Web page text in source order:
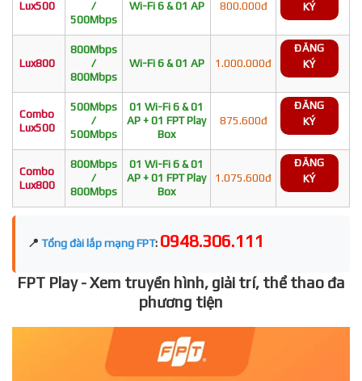
Lux500
/
500Mbps
Wi-Fi 6 & 01 AP 800.000đ KÝ
Lux800
800Mbps
/
800Mbps
Wi-Fi 6 & 01 AP 1.000.000đ
ĐĂNG
KÝ
Combo
Lux500
500Mbps
/
500Mbps
01 Wi-Fi 6 & 01
AP + 01 FPT Play
Box
875.600đ
ĐĂNG
KÝ
Combo
Lux800
800Mbps
/
800Mbps
01 Wi-Fi 6 & 01
AP + 01 FPT Play
Box
1.075.600đ
ĐĂNG
KÝ
📍 Tổng đài lắp mạng FPT: 0948.306.111
FPT Play - Xem truyền hình, giải trí, thể thao đa
phương tiện